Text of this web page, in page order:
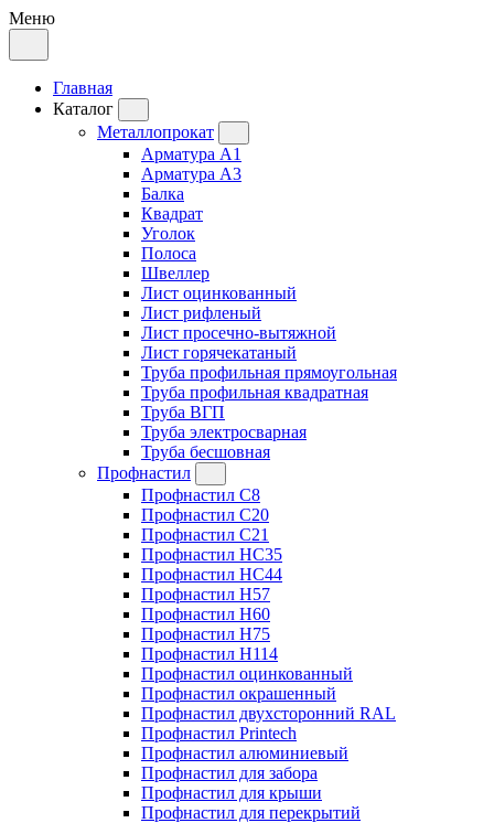
Меню
Главная
Каталог
Металлопрокат
Арматура А1
Арматура А3
Балка
Квадрат
Уголок
Полоса
Швеллер
Лист оцинкованный
Лист рифленый
Лист просечно-вытяжной
Лист горячекатаный
Труба профильная прямоугольная
Труба профильная квадратная
Труба ВГП
Труба электросварная
Труба бесшовная
Профнастил
Профнастил C8
Профнастил C20
Профнастил C21
Профнастил HC35
Профнастил HC44
Профнастил H57
Профнастил H60
Профнастил H75
Профнастил H114
Профнастил оцинкованный
Профнастил окрашенный
Профнастил двухсторонний RAL
Профнастил Printech
Профнастил алюминиевый
Профнастил для забора
Профнастил для крыши
Профнастил для перекрытий